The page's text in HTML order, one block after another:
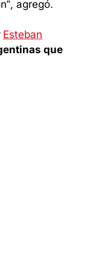
agregó.
Esteban
que